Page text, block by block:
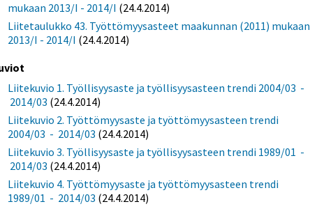
mukaan 2013/I - 2014/I (24.4.2014)
Liitetaulukko 43. Työttömyysasteet maakunnan (2011) mukaan
2013/I - 2014/I (24.4.2014)
Liitekuvio 1. Työllisyysaste ja työllisyysasteen trendi 2004/03 -
2014/03 (24.4.2014)
Liitekuvio 2. Työttömyysaste ja työttömyysasteen trendi
2004/03 - 2014/03 (24.4.2014)
Liitekuvio 3. Työllisyysaste ja työllisyysasteen trendi 1989/01 -
2014/03 (24.4.2014)
Liitekuvio 4. Työttömyysaste ja työttömyysasteen trendi
1989/01 - 2014/03 (24.4.2014)